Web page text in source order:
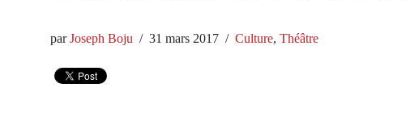
parJoseph Boju 31 mars 2017 Culture, Théâtre